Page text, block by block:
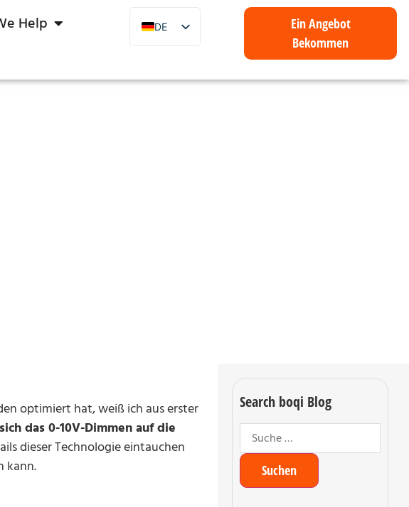
Help
DE
EN
Ein Angebot
Bekommen
optimiert hat, weiß ich aus erster
das 0-10V-Dimmen auf die
dieser Technologie eintauchen
kann.
Search boqi Blog